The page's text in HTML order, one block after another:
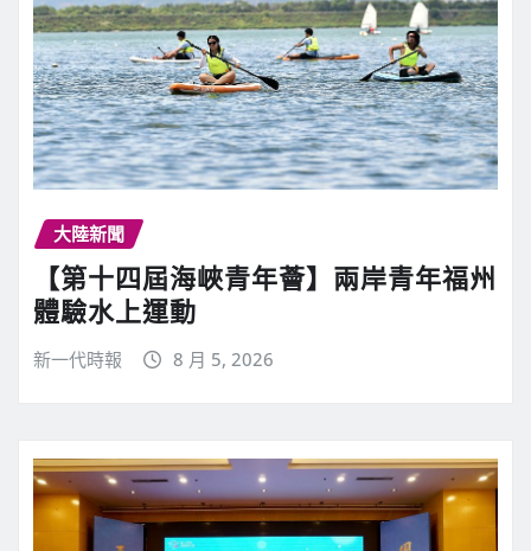
大陸新聞
【第十四屆海峽青年薈】兩岸青年福州
體驗水上運動
新一代時報 8 月 5, 2026